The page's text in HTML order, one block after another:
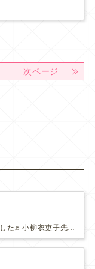
次ページ
女医さん友達と食事に行きました♬小柳衣吏子先生と中崎恵美先生。お二人とも美しくて頭が良くてサバサバしていて一緒に居て気持ち…